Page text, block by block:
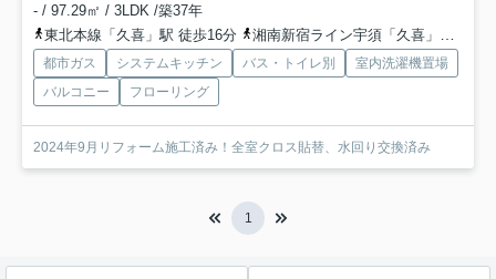
- / 97.29㎡ / 3LDK /築37年
東北本線「久喜」駅 徒歩16分
湘南新宿ライン宇須「久喜」駅 徒歩16分
都市ガス システムキッチン バス・トイレ別
室内洗濯機置場
バルコニー
フローリング
2024年9月リフォーム施工済み！全室クロス貼替、水回り交換済み
1